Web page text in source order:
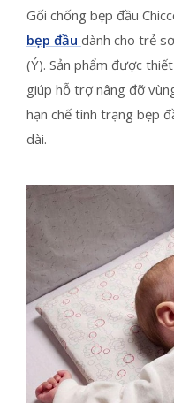
Gối chống bẹp đầu
bẹp đầu dành cho trẻ
(Ý). Sản phẩm được
giúp hỗ trợ nâng đỡ
hạn chế tình trạng bẹp
dài.